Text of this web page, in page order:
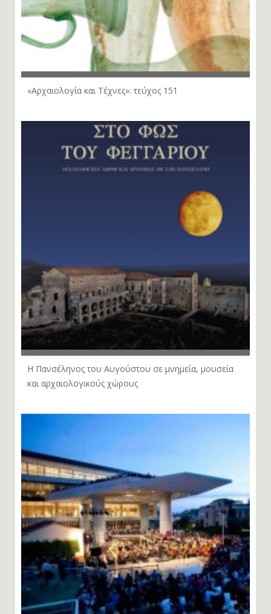
«Αρχαιολογία και Τέχνες»: τεύχος 151
Η Πανσέληνος του Αυγούστου σε μνημεία, μουσεία
και αρχαιολογικούς χώρους